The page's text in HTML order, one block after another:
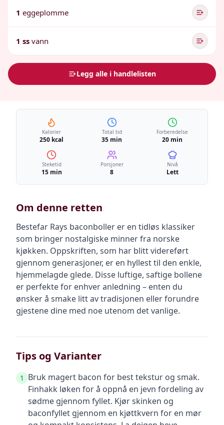
1 eggeplomme
1 ss vann
Legg alle i handlelisten
Kalorier
250 kcal
Total tid
35 min
Forberedelse
20 min
Steketid
15 min
Porsjoner
8
Nivå
Lett
Om denne retten
Bestefar Rays baconboller er en tidløs klassiker
som bringer nostalgiske minner fra norske
kjøkken. Oppskriften, som har blitt videreført
gjennom generasjoner, er en hyllest til den enkle,
hjemmelagde glede. Disse luftige, saftige bollene
er perfekte for enhver anledning – enten du
ønsker å smake litt av tradisjonen eller forundre
gjestene dine med noe utenom det vanlige.
Tips og Varianter
1
Bruk magert bacon for best tekstur og smak.
Finhakk løken for å oppnå en jevn fordeling av
sødme gjennom fyllet. Kjør skinken og
baconfyllet gjennom en kjøttkvern for en mør